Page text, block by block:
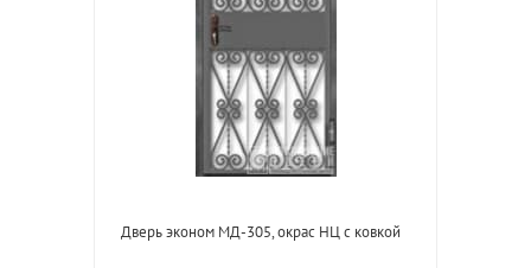
Дверь эконом МД-305, окрас НЦ с ковкой